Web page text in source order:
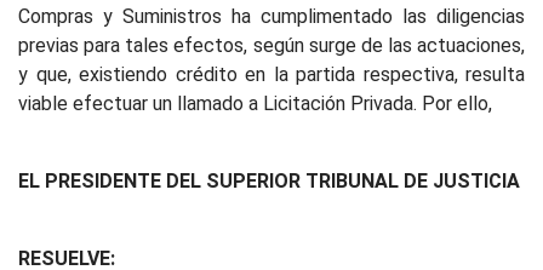
Compras y Suministros ha cumplimentado las diligencias
previas para tales efectos, según surge de las actuaciones,
y que, existiendo crédito en la partida respectiva, resulta
viable efectuar un llamado a Licitación Privada. Por ello,
EL PRESIDENTE DEL SUPERIOR TRIBUNAL DE JUSTICIA
RESUELVE: